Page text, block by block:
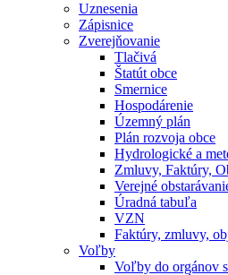
Uznesenia
Zápisnice
Zverejňovanie
Tlačivá
Štatút obce
Smernice
Hospodárenie
Územný plán
Plán rozvoja obce
Hydrologické a
Zmluvy, Faktúry,
Verejné
Úradná tabuľa
VZN
Faktúry, zmluvy,
Voľby
Voľby do orgánov